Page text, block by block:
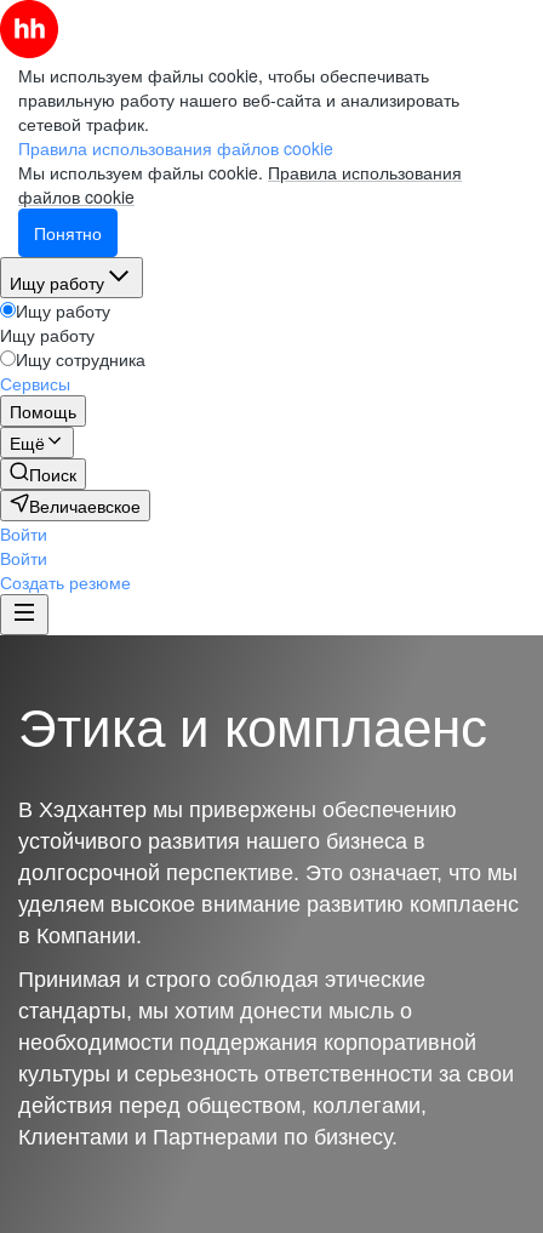
Мы используем файлы cookie, чтобы обеспечивать
правильную работу нашего веб-сайта и анализировать
сетевой трафик.
Правила использования файлов cookie
Мы используем файлы cookie. Правила использования
файлов cookie
Понятно
Ищу работу
Ищу работу
Ищу работу
Ищу сотрудника
Сервисы
Помощь
Ещё
Поиск
Величаевское
Войти
Войти
Создать резюме
Этика и комплаенс
В Хэдхантер мы привержены обеспечению
устойчивого развития нашего бизнеса в
долгосрочной перспективе. Это означает, что мы
уделяем высокое внимание развитию комплаенс
в Компании.
Принимая и строго соблюдая этические
стандарты, мы хотим донести мысль о
необходимости поддержания корпоративной
культуры и серьезность ответственности за свои
действия перед обществом, коллегами,
Клиентами и Партнерами по бизнесу.